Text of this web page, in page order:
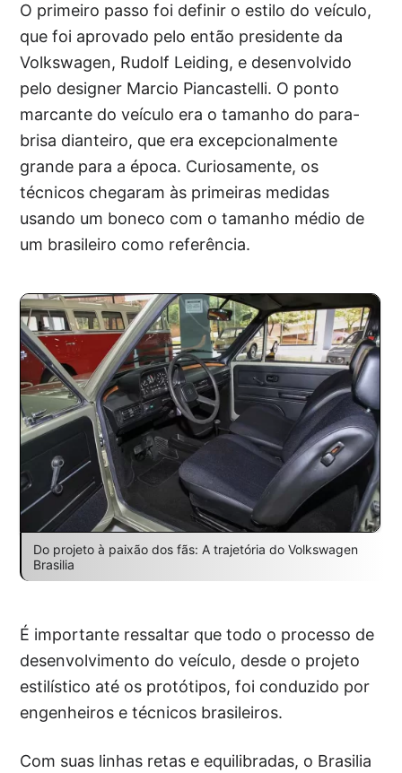
O primeiro passo foi definir o estilo do veículo,
que foi aprovado pelo então presidente da
Volkswagen, Rudolf Leiding, e desenvolvido
pelo designer Marcio Piancastelli. O ponto
marcante do veículo era o tamanho do para-
brisa dianteiro, que era excepcionalmente
grande para a época. Curiosamente, os
técnicos chegaram às primeiras medidas
usando um boneco com o tamanho médio de
um brasileiro como referência.
Do projeto à paixão dos fãs: A trajetória do Volkswagen
Brasilia
É importante ressaltar que todo o processo de
desenvolvimento do veículo, desde o projeto
estilístico até os protótipos, foi conduzido por
engenheiros e técnicos brasileiros.
Com suas linhas retas e equilibradas, o Brasilia